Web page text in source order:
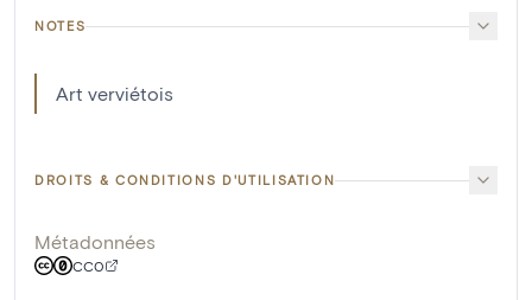
NOTES
Art verviétois
DROITS & CONDITIONS D'UTILISATION
Métadonnées
CC0